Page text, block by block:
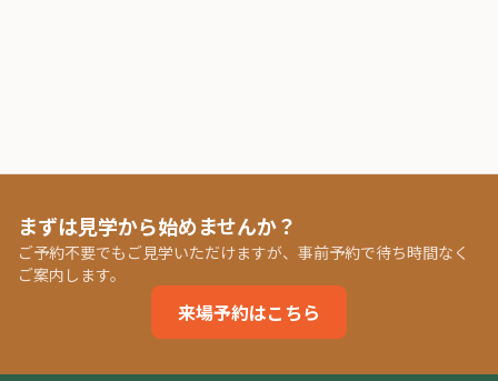
まずは見学から始めませんか？
ご予約不要でもご見学いただけますが、事前予約で待ち時間なく
ご案内します。
来場予約はこちら